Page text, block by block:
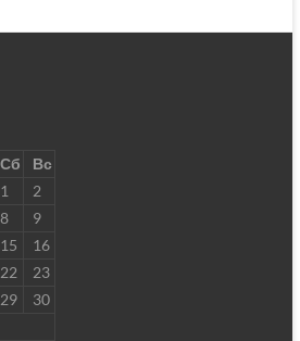
Сб
Вс
1
2
8
9
15
16
22
23
29
30